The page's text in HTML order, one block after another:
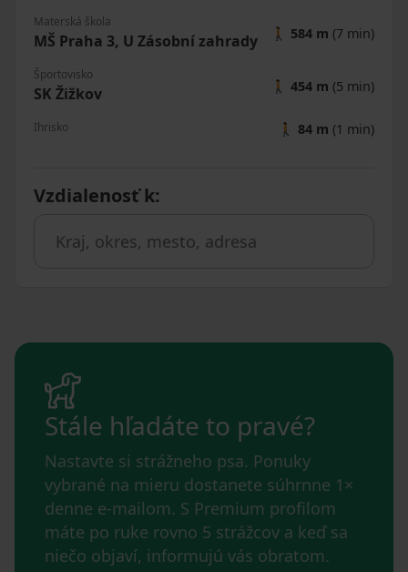
Materská škola
MŠ Praha 3, U Zásobní zahrady 🚶 584 m (7 min)
Športovisko
SK Žižkov 🚶 454 m (5 min)
Ihrisko 🚶 84 m (1 min)
Vzdialenosť k:
Stále hľadáte to pravé?
Nastavte si strážneho psa. Ponuky
vybrané na mieru dostanete súhrnne 1×
denne e-mailom. S Premium profilom
máte po ruke rovno 5 strážcov a keď sa
niečo objaví, informujú vás obratom.